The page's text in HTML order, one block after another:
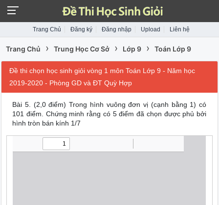
Trang Chủ Đăng ký Đăng nhập Upload Liên hệ
Trang Chủ › Trung Học Cơ Sở › Lớp 9 › Toán Lớp 9
Đề thi chọn học sinh giỏi vòng 1 môn Toán Lớp 9 - Năm học
2019-2020 - Phòng GD và ĐT Quỳ Hợp
Bài 5. (2,0 điểm) Trong hình vuông đơn vị (cạnh bằng 1) có
101 điểm. Chứng minh rằng có 5 điểm đã chọn được phủ bởi
hình tròn bán kính 1/7